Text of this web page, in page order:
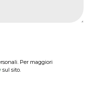
Per maggiori
sul sito.